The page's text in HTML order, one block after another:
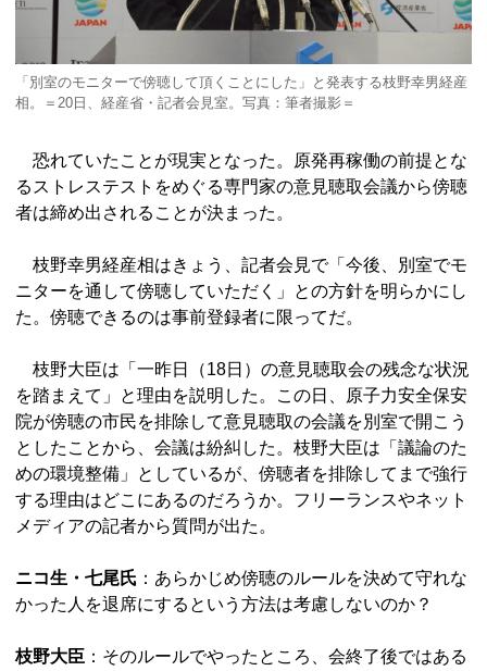
「別室のモニターで傍聴して頂くことにした」と発表する枝野幸男経産
相。＝20日、経産省・記者会見室。写真：筆者撮影＝
恐れていたことが現実となった。原発再稼働の前提とな
るストレステストをめぐる専門家の意見聴取会議から傍聴
者は締め出されることが決まった。
枝野幸男経産相はきょう、記者会見で「今後、別室でモ
ニターを通して傍聴していただく」との方針を明らかにし
た。傍聴できるのは事前登録者に限ってだ。
枝野大臣は「一昨日（18日）の意見聴取会の残念な状況
を踏まえて」と理由を説明した。この日、原子力安全保安
院が傍聴の市民を排除して意見聴取の会議を別室で開こう
としたことから、会議は紛糾した。枝野大臣は「議論のた
めの環境整備」としているが、傍聴者を排除してまで強行
する理由はどこにあるのだろうか。フリーランスやネット
メディアの記者から質問が出た。
ニコ生・七尾氏 ：あらかじめ傍聴のルールを決めて守れな
かった人を退席にするという方法は考慮しないのか？
枝野大臣 ：そのルールでやったところ、会終了後ではある